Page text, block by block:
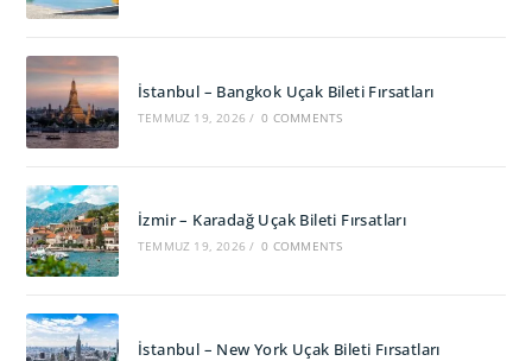
İstanbul – Bangkok Uçak Bileti Fırsatları
TEMMUZ 19, 2026 / 0 COMMENTS
İzmir – Karadağ Uçak Bileti Fırsatları
TEMMUZ 19, 2026 / 0 COMMENTS
İstanbul – New York Uçak Bileti Fırsatları